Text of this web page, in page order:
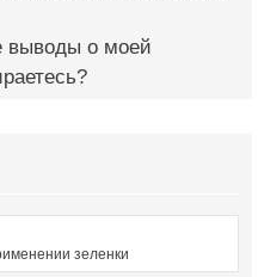
выводы о моей
зеленки